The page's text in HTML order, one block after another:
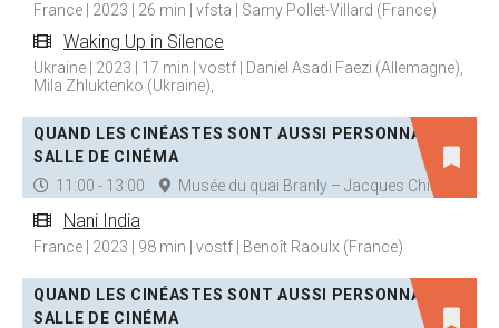
France | 2023 | 26 min | vfsta | Samy Pollet-Villard (France)
Waking Up in Silence
Ukraine | 2023 | 17 min | vostf | Daniel Asadi Faezi (Allemagne),
Mila Zhluktenko (Ukraine),
QUAND LES CINÉASTES SONT AUSSI PERSONNAGES |
SALLE DE CINÉMA
11:00 - 13:00
Musée du quai Branly – Jacques Chirac
Nani India
France | 2023 | 98 min | vostf | Benoît Raoulx (France)
QUAND LES CINÉASTES SONT AUSSI PERSONNAGES |
SALLE DE CINÉMA